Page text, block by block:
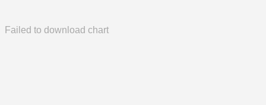
Failed to download chart